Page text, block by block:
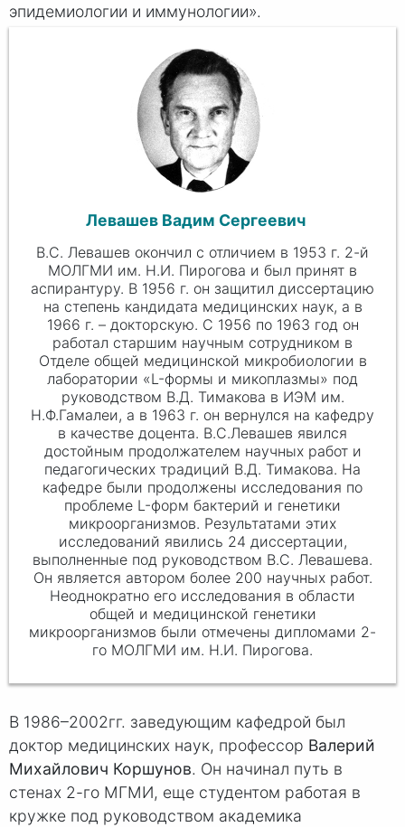
эпидемиологии и иммунологии».
Левашев Вадим Сергеевич
В.С. Левашев окончил с отличием в 1953 г. 2-й
МОЛГМИ им. Н.И. Пирогова и был принят в
аспирантуру. В 1956 г. он защитил диссертацию
на степень кандидата медицинских наук, а в
1966 г. – докторскую. С 1956 по 1963 год он
работал старшим научным сотрудником в
Отделе общей медицинской микробиологии в
лаборатории «L-формы и микоплазмы» под
руководством В.Д. Тимакова в ИЭМ им.
Н.Ф.Гамалеи, а в 1963 г. он вернулся на кафедру
в качестве доцента. В.С.Левашев явился
достойным продолжателем научных работ и
педагогических традиций В.Д. Тимакова. На
кафедре были продолжены исследования по
проблеме L-форм бактерий и генетики
микроорганизмов. Результатами этих
исследований явились 24 диссертации,
выполненные под руководством В.С. Левашева.
Он является автором более 200 научных работ.
Неоднократно его исследования в области
общей и медицинской генетики
микроорганизмов были отмечены дипломами 2-
го МОЛГМИ им. Н.И. Пирогова.
В 1986–2002гг. заведующим кафедрой был
доктор медицинских наук, профессор Валерий
Михайлович Коршунов. Он начинал путь в
стенах 2-го МГМИ, еще студентом работая в
кружке под руководством академика